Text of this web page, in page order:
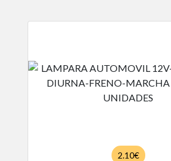
2.10€